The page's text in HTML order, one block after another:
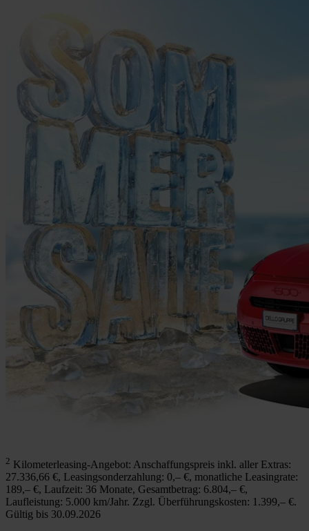
2 Kilometerleasing-Angebot: Anschaffungspreis inkl. aller Extras:
27.336,66 €, Leasingsonderzahlung: 0,– €, monatliche Leasingrate:
189,– €, Laufzeit: 36 Monate, Gesamtbetrag: 6.804,– €,
Laufleistung: 5.000 km/Jahr. Zzgl. Überführungskosten: 1.399,– €.
Gültig bis 30.09.2026